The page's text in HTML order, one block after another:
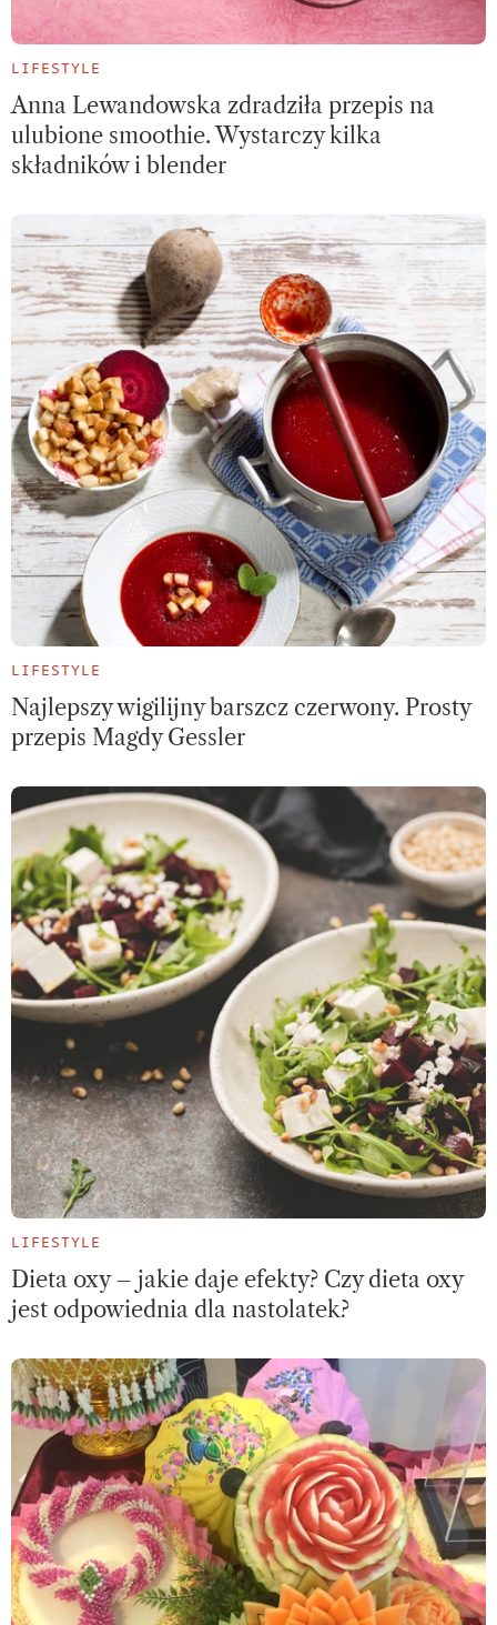
LIFESTYLE
Anna Lewandowska zdradziła przepis na
ulubione smoothie. Wystarczy kilka
składników i blender
LIFESTYLE
Najlepszy wigilijny barszcz czerwony. Prosty
przepis Magdy Gessler
LIFESTYLE
Dieta oxy – jakie daje efekty? Czy dieta oxy
jest odpowiednia dla nastolatek?